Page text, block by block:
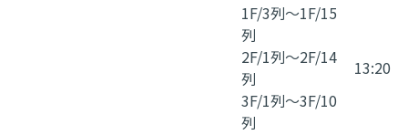
1F/3列～1F/15
列
2F/1列～2F/14
列
3F/1列～3F/10
列
13:20